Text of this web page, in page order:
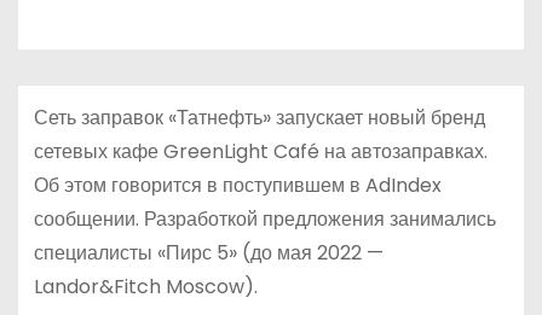
Сеть заправок «Татнефть» запускает новый бренд
сетевых кафе GreenLight Café на автозаправках.
Об этом говорится в поступившем в AdIndex
сообщении. Разработкой предложения занимались
специалисты «Пирс 5» (до мая 2022 —
Landor&Fitch Moscow).